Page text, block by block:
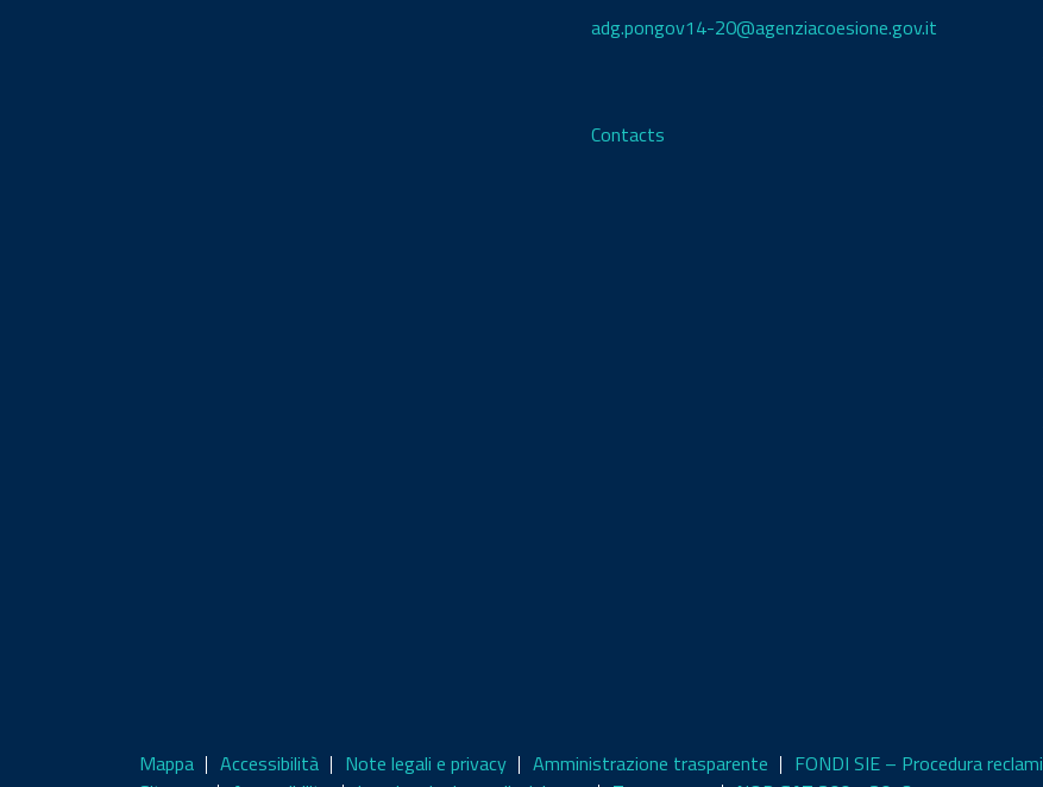
adg.pongov14-20@agenziacoesione.gov.it
Contacts
Mappa Accessibilità Note legali e privacy Amministrazione trasparente
FONDI SIE – Procedura reclami